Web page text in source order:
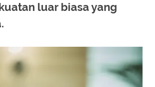
luar biasa yang